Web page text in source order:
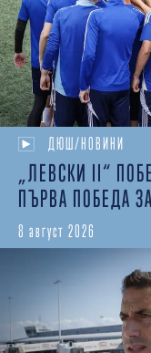
ДЮШ/НОВИНИ
„ЛЕВСКИ II“
ПЪРВА ПОБЕДА
8 август 2026